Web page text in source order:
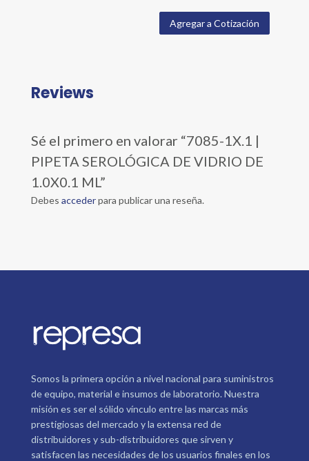
Agregar a Cotización
Reviews
Sé el primero en valorar “7085-1X.1 |
PIPETA SEROLÓGICA DE VIDRIO DE
1.0X0.1 ML”
Debes accederpara publicar una reseña.
Somos la primera opción a nivel nacional para suministros
de equipo, material e insumos de laboratorio. Nuestra
misión es ser el sólido vínculo entre las marcas más
prestigiosas del mercado y la extensa red de
distribuidores y sub-distribuidores que sirven y
satisfacen las necesidades de los usuarios finales en los